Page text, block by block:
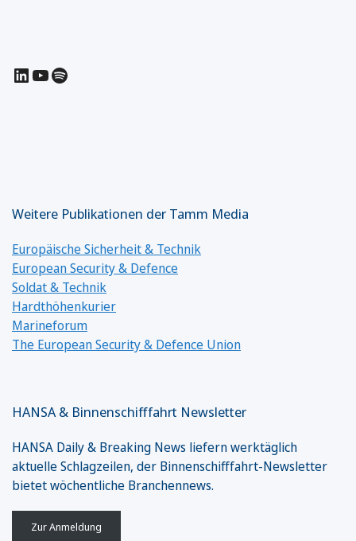
LinkedIn
YouTube
Spotify
Weitere Publikationen der Tamm Media
Europäische Sicherheit & Technik
European Security & Defence
Soldat & Technik
Hardthöhenkurier
Marineforum
The European Security & Defence Union
HANSA & Binnenschifffahrt Newsletter
HANSA Daily & Breaking News liefern werktäglich
aktuelle Schlagzeilen, der Binnenschifffahrt-Newsletter
bietet wöchentliche Branchennews.
Zur Anmeldung